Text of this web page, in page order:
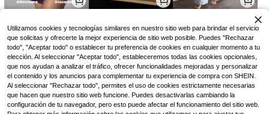
Utilizamos cookies y tecnologías similares en nuestro sitio web para brindar el servicio
que solicitas y ofrecerte la mejor experiencia de sitio web posible. Puedes "Rechazar
todo", "Aceptar todo" o establecer tu preferencia de cookies en cualquier momento a tu
elección. Al seleccionar "Aceptar todo", estableceremos todas las cookies opcionales,
que nos ayudan a analizar el tráfico, ofrecer funcionalidades mejoradas y personalizar
el contenido y los anuncios para complementar tu experiencia de compra con SHEIN.
Al seleccionar "Rechazar todo", permites el uso de cookies estrictamente necesarias
que hacen que nuestro sitio web funcione. Puedes desactivarlas cambiando la
configuración de tu navegador, pero esto puede afectar el funcionamiento del sitio web.